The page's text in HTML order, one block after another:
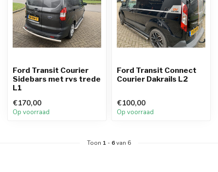
Ford Transit Courier
Sidebars met rvs trede
L1
€170,00
Op voorraad
Ford Transit Connect
Courier Dakrails L2
€100,00
Op voorraad
Toon 1 - 6van 6